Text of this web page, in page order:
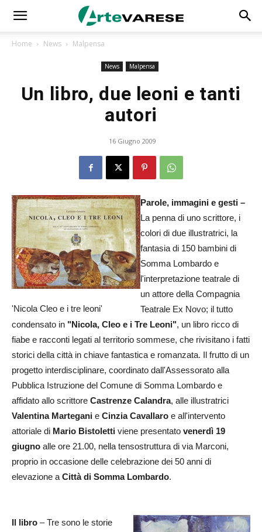
Home News Malpensa
News Malpensa
Un libro, due leoni e tanti
autori
16 Giugno 2009
'Nicola Cleo e i tre leoni'
Parole, immagini e gesti –
La penna di uno scrittore, i
colori di due illustratrici, la
fantasia di 150 bambini di
Somma Lombardo e
l'interpretazione teatrale di
un attore della Compagnia
Teatrale Ex Novo; il tutto
condensato in "Nicola, Cleo e i Tre Leoni", un libro ricco di
fiabe e racconti legati al territorio sommese, che rivisitano i fatti
storici della città in chiave fantastica e romanzata. Il frutto di un
progetto interdisciplinare, coordinato dall'Assessorato alla
Pubblica Istruzione del Comune di Somma Lombardo e
affidato allo scrittore Castrenze Calandra, alle illustratrici
Valentina Martegani e Cinzia Cavallaro e all'intervento
attoriale di Mario Bistoletti viene presentato venerdì 19
giugno alle ore 21.00, nella tensostruttura di via Marconi,
proprio in occasione delle celebrazione dei 50 anni di
elevazione a Città di Somma Lombardo.
Il libro – Tre sono le storie